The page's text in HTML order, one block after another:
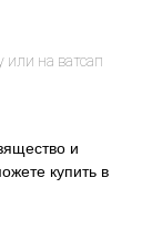
и
купить в